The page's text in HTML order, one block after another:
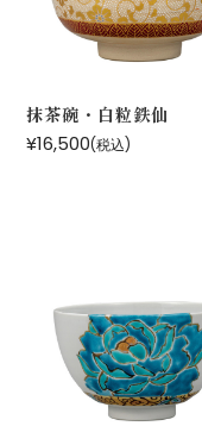
抹茶碗・白粒鉄仙
¥16,500(税込)